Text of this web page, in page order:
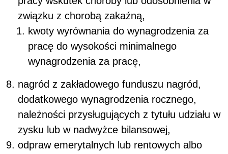
związku z chorobą zakaźną,
kwoty wyrównania do wynagrodzenia za
pracę do wysokości minimalnego
wynagrodzenia za pracę,
nagród z zakładowego funduszu nagród,
dodatkowego wynagrodzenia rocznego,
należności przysługujących z tytułu udziału w
zysku lub w nadwyżce bilansowej,
odpraw emerytalnych lub rentowych albo